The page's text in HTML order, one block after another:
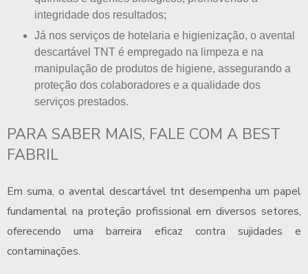
integridade dos resultados;
Já nos serviços de hotelaria e higienização, o avental
descartável TNT é empregado na limpeza e na
manipulação de produtos de higiene, assegurando a
proteção dos colaboradores e a qualidade dos
serviços prestados.
PARA SABER MAIS, FALE COM A BEST
FABRIL
Em suma, o avental descartável tnt desempenha um papel
fundamental na proteção profissional em diversos setores,
oferecendo uma barreira eficaz contra sujidades e
contaminações.